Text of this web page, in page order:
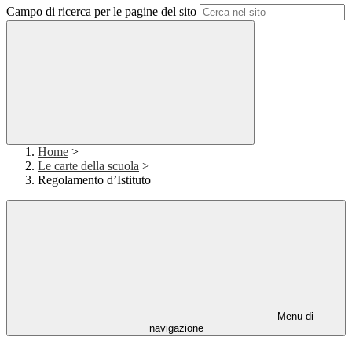
Campo di ricerca per le pagine del sito
Home >
Le carte della scuola >
Regolamento d’Istituto
Menu di
navigazione